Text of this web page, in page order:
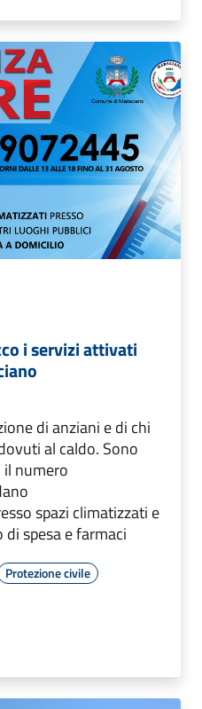
i servizi attivati
di anziani e di chi
al caldo. Sono
numero
spazi climatizzati e
spesa e farmaci
Protezione civile